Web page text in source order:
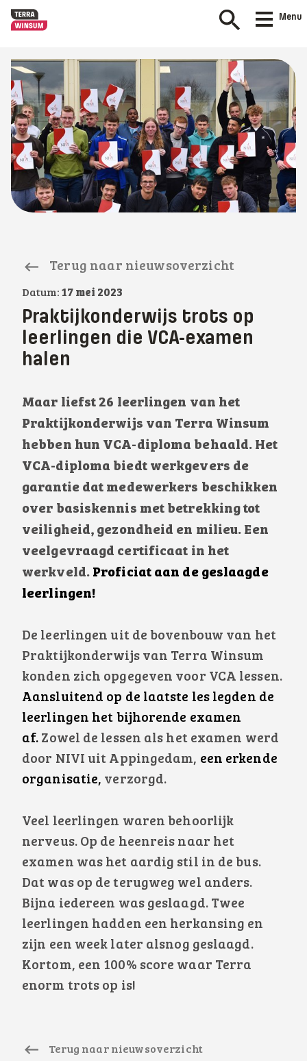
Menu
Terug naar nieuwsoverzicht
Datum: 17 mei 2023
Praktijkonderwijs trots op
leerlingen die VCA-examen
halen
Maar liefst 26 leerlingen van het
Praktijkonderwijs van Terra Winsum
hebben hun VCA-diploma behaald. Het
VCA-diploma biedt werkgevers de
garantie dat medewerkers beschikken
over basiskennis met betrekking tot
veiligheid, gezondheid en milieu. Een
veelgevraagd certificaat in het
werkveld. Proficiat aan de geslaagde
leerlingen!
De leerlingen uit de bovenbouw van het
Praktijkonderwijs van Terra Winsum
konden zich opgegeven voor VCA lessen.
Aansluitend op de laatste les legden de
leerlingen het bijhorende examen
af. Zowel de lessen als het examen werd
door NIVI uit Appingedam, een erkende
organisatie, verzorgd.
Veel leerlingen waren behoorlijk
nerveus. Op de heenreis naar het
examen was het aardig stil in de bus.
Dat was op de terugweg wel anders.
Bijna iedereen was geslaagd. Twee
leerlingen hadden een herkansing en
zijn een week later alsnog geslaagd.
Kortom, een 100% score waar Terra
enorm trots op is!
Terug naar nieuwsoverzicht